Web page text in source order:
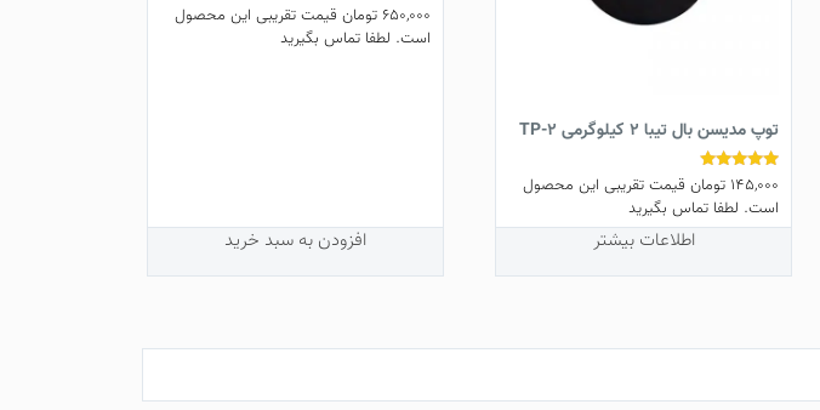
توپ مدیسن بال تیبا 2 کیلوگرمی TP-2
نمره
5.00
از 5
145,000 تومانقیمت تقریبی این محصول
است. لطفا تماس بگیرید
اطلاعات بیشتر
نمره
4.83
از 5
650,000 تومانقیمت تقریبی این محصول
است. لطفا تماس بگیرید
افزودن به سبد خرید